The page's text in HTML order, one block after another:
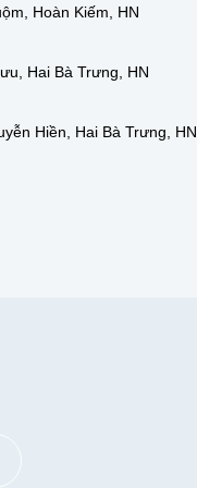
Hoàn Kiếm, HN
Hai Bà Trưng, HN
Hiền, Hai Bà Trưng, HN